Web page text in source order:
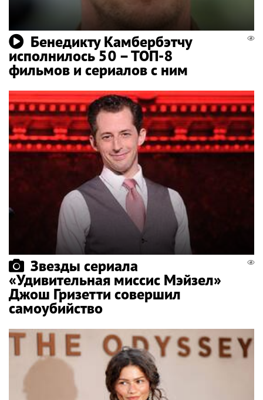
Бенедикту Камбербэтчу
исполнилось 50 – ТОП-8
фильмов и сериалов с ним
Звезды сериала
«Удивительная миссис Мэйзел»
Джош Гризетти совершил
самоубийство